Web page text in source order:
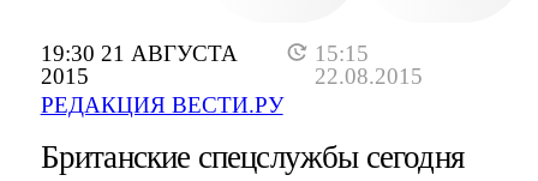
19:30 21 АВГУСТА
2015
15:15
22.08.2015
РЕДАКЦИЯ ВЕСТИ.РУ
Британские спецслужбы сегодня